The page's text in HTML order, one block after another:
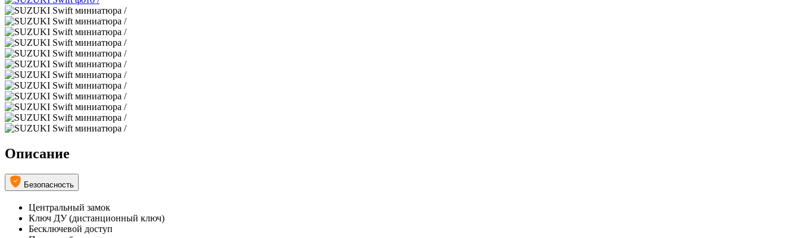
Описание
Безопасность
Центральный замок
Ключ ДУ (дистанционный ключ)
Бесключевой доступ